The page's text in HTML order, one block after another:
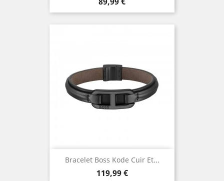
Bracelet Boss Kode Cuir Et...
Prix
119,99 €